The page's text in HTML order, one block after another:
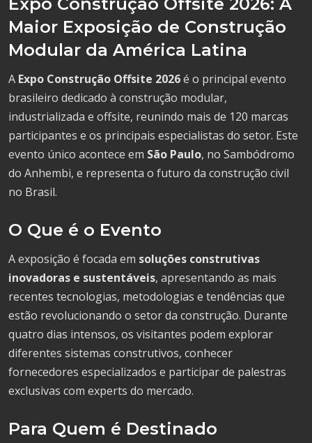
Maior Exposição de Construção
Modular da América Latina
A Expo Construção Offsite 2026é o principal evento
brasileiro dedicado à construção modular,
industrializada e offsite, reunindo mais de 120 marcas
participantes e os principais especialistas do setor. Este
evento único acontece em São Paulo, no Sambódromo
do Anhembi, e representa o futuro da construção civil
no Brasil.
O Que é o Evento
A exposição é focada em soluções construtivas
inovadoras e sustentáveis, apresentando as mais
recentes tecnologias, metodologias e tendências que
estão revolucionando o setor da construção. Durante
quatro dias intensos, os visitantes podem explorar
diferentes sistemas construtivos, conhecer
fornecedores especializados e participar de palestras
exclusivas com experts do mercado.
Para Quem é Destinado